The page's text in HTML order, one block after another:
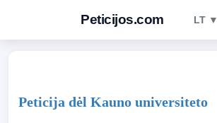
Peticijos.com LT ▼
Peticija dėl Kauno universiteto